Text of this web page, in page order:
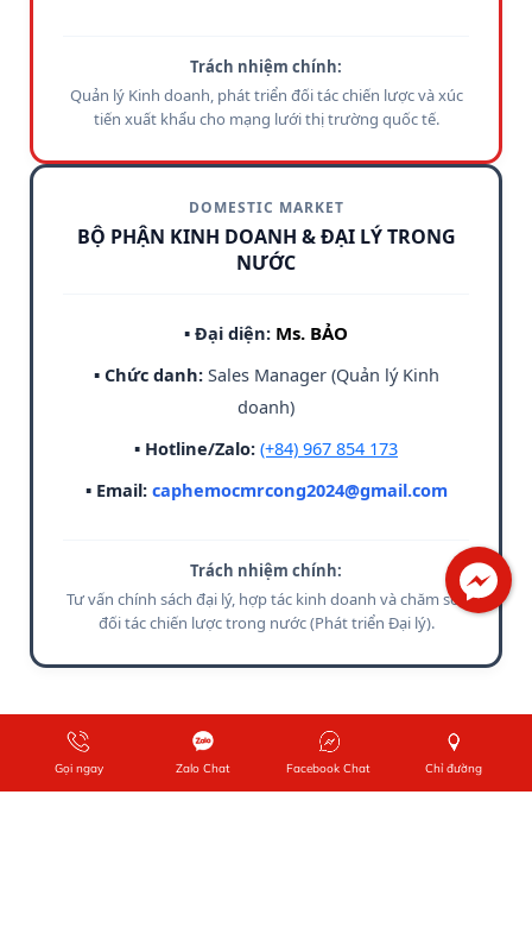
Trách nhiệm chính:
Quản lý Kinh doanh, phát triển đối tác chiến lược và xúc
tiến xuất khẩu cho mạng lưới thị trường quốc tế.
DOMESTIC MARKET
BỘ PHẬN KINH DOANH & ĐẠI LÝ TRONG
NƯỚC
▪ Đại diện: Ms. BẢO
▪ Chức danh:Sales Manager (Quản lý Kinh
doanh)
▪ Hotline/Zalo: (+84) 967 854 173
▪ Email: caphemocmrcong2024@gmail.com
Trách nhiệm chính:
Tư vấn chính sách đại lý, hợp tác kinh doanh và chăm sóc
đối tác chiến lược trong nước (Phát triển Đại lý).
Copyright © 2024 Mr. Công Cà Phê Mộc. All rights reserved.
Designed byNina.vn
Gọi ngay Zalo Chat Facebook Chat Chỉ đường